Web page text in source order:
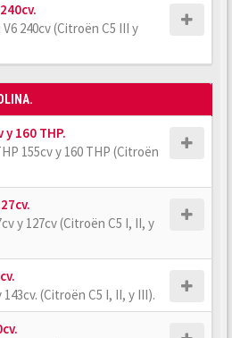
240cv (Citroën C5 III y
y 160 THP.
155cv y 160 THP (Citroën
y 127cv (Citroën C5 I, II, y
(Citroën C5 I, II, y III).